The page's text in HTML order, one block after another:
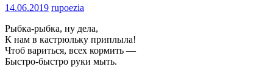
14.06.2019 rupoezia
Рыбка-рыбка, ну дела,
К нам в кастрюльку приплыла!
Чтоб вариться, всех кормить —
Быстро-быстро руки мыть.